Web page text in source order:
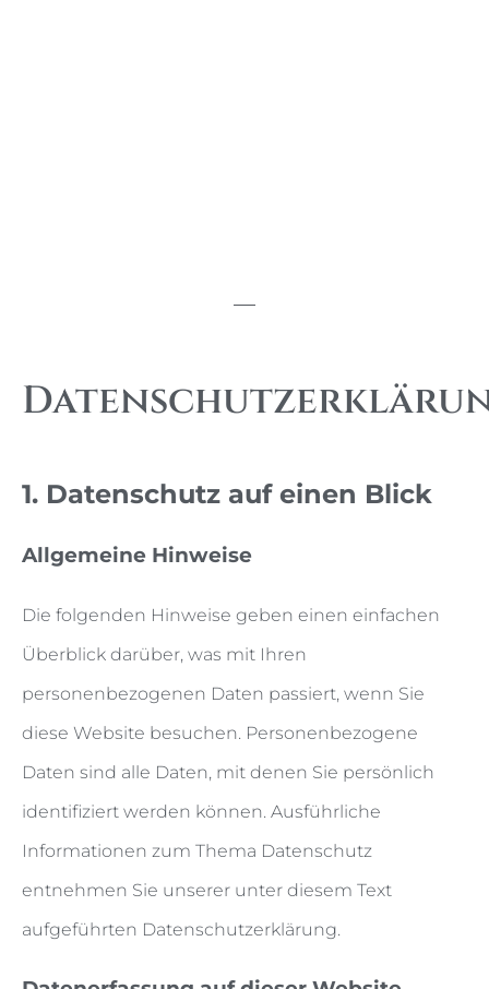
1. Datenschutz auf einen Blick
Allgemeine Hinweise
Die folgenden Hinweise geben einen einfachen
Überblick darüber, was mit Ihren
personenbezogenen Daten passiert, wenn Sie
diese Website besuchen. Personenbezogene
Daten sind alle Daten, mit denen Sie persönlich
identifiziert werden können. Ausführliche
Informationen zum Thema Datenschutz
entnehmen Sie unserer unter diesem Text
aufgeführten Datenschutzerklärung.